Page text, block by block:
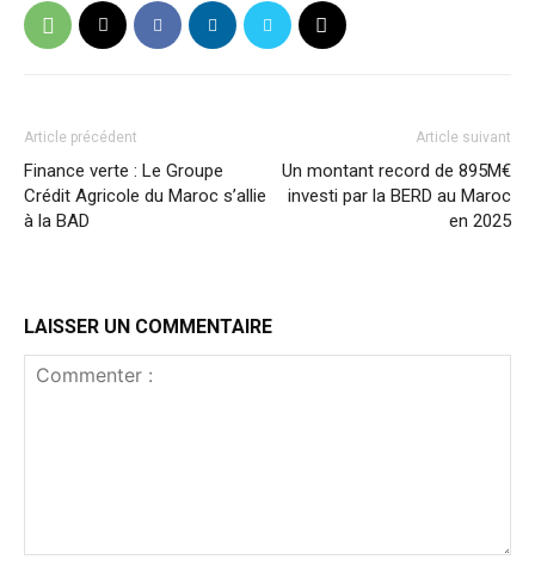
Article précédent
Finance verte : Le Groupe
Crédit Agricole du Maroc s’allie
à la BAD
Article suivant
Un montant record de 895M€
investi par la BERD au Maroc
en 2025
LAISSER UN COMMENTAIRE